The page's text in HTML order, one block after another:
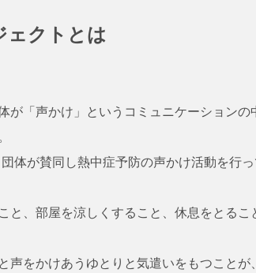
ェクトとは
が「声かけ」というコミュニケーションの
体が賛同し熱中症予防の声かけ活動を行っ
と、部屋を涼しくすること、休息をとるこ
声をかけあうゆとりと気遣いをもつことが